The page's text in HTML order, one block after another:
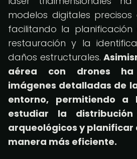
modelos digitales
facilitando la
restauración y la
daños estructurales.
aérea con drones ha
imágenes detalladas de
entorno, permitiendo a
estudiar la
arqueológicos y planificar
manera más eficiente.